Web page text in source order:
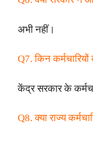
अभी नहीं।
Q7. किन कर्मचारियों
केंद्र सरकार के
Q8. क्या राज्य